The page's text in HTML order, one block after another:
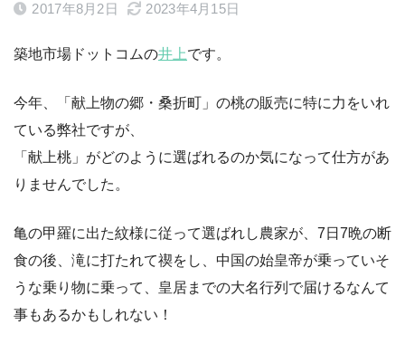
2017年8月2日 2023年4月15日
築地市場ドットコムの井上です。
今年、「献上物の郷・桑折町」の桃の販売に特に力をいれ
ている弊社ですが、
「献上桃」がどのように選ばれるのか気になって仕方があ
りませんでした。
亀の甲羅に出た紋様に従って選ばれし農家が、7日7晩の断
食の後、滝に打たれて禊をし、中国の始皇帝が乗っていそ
うな乗り物に乗って、皇居までの大名行列で届けるなんて
事もあるかもしれない！